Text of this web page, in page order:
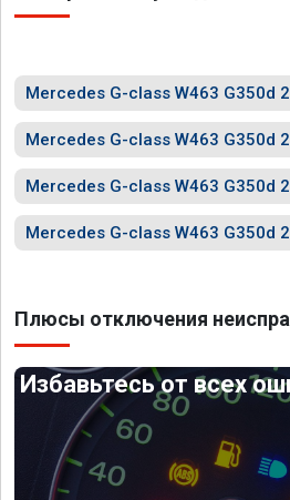
Mercedes G-class W463 G350d
Mercedes G-class W463 G350d
Mercedes G-class W463 G350d
Mercedes G-class W463 G350d
Плюсы отключения
Избавьтесь от всех